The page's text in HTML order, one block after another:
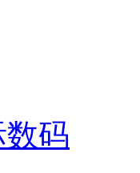
码